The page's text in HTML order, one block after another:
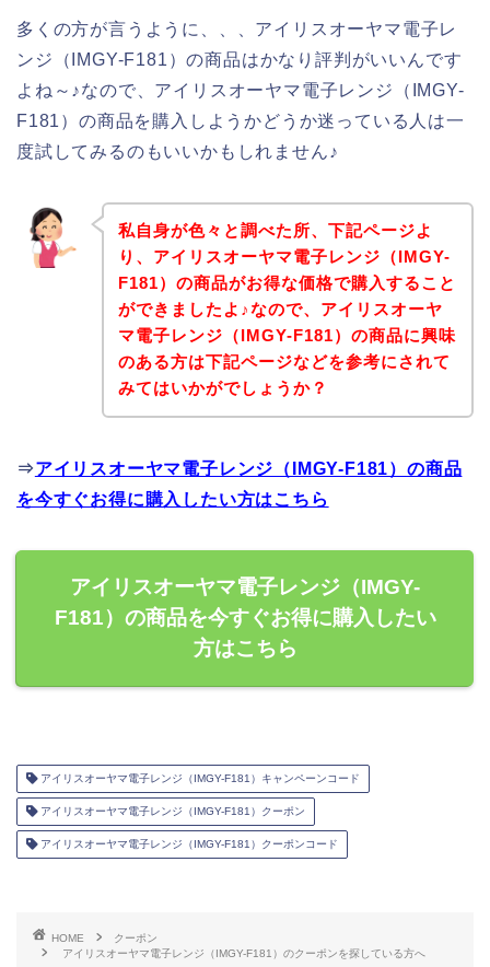
多くの方が言うように、、、アイリスオーヤマ電子レ
ンジ（IMGY-F181）の商品はかなり評判がいいんです
よね～♪なので、アイリスオーヤマ電子レンジ（IMGY-
F181）の商品を購入しようかどうか迷っている人は一
度試してみるのもいいかもしれません♪
私自身が色々と調べた所、下記ページよ
り、アイリスオーヤマ電子レンジ（IMGY-
F181）の商品がお得な価格で購入すること
ができましたよ♪なので、アイリスオーヤ
マ電子レンジ（IMGY-F181）の商品に興味
のある方は下記ページなどを参考にされて
みてはいかがでしょうか？
⇒アイリスオーヤマ電子レンジ（IMGY-F181）の商品
を今すぐお得に購入したい方はこちら
アイリスオーヤマ電子レンジ（IMGY-
F181）の商品を今すぐお得に購入したい
方はこちら
アイリスオーヤマ電子レンジ（IMGY-F181）キャンペーンコード
アイリスオーヤマ電子レンジ（IMGY-F181）クーポン
アイリスオーヤマ電子レンジ（IMGY-F181）クーポンコード
HOME
クーポン
アイリスオーヤマ電子レンジ（IMGY-F181）のクーポンを探している方へ